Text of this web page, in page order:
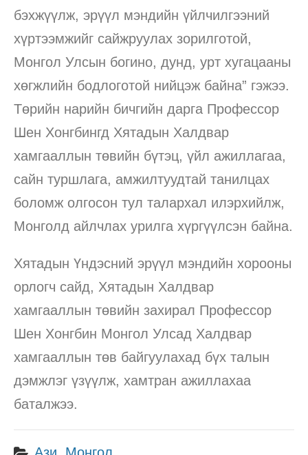
бэхжүүлж, эрүүл мэндийн үйлчилгээний
хүртээмжийг сайжруулах зорилготой,
Монгол Улсын богино, дунд, урт хугацааны
хөгжлийн бодлоготой нийцэж байна” гэжээ.
Төрийн нарийн бичгийн дарга Профессор
Шен Хонгбингд Хятадын Халдвар
хамгааллын төвийн бүтэц, үйл ажиллагаа,
сайн туршлага, амжилтуудтай танилцах
боломж олгосон тул талархал илэрхийлж,
Монголд айлчлах урилга хүргүүлсэн байна.
Хятадын Үндэсний эрүүл мэндийн хорооны
орлогч сайд, Хятадын Халдвар
хамгааллын төвийн захирал Профессор
Шен Хонгбин Монгол Улсад Халдвар
хамгааллын төв байгуулахад бүх талын
дэмжлэг үзүүлж, хамтран ажиллахаа
баталжээ.